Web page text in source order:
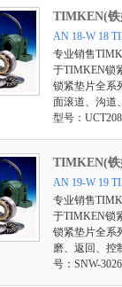
TIMKEN(铁
AN 18-W 18
专业销售
于TIMKEN锁
锁紧垫片全系
面滚道、沟道
型号：
TIMKEN(铁
AN 19-W 19
专业销售
于TIMKEN锁
锁紧垫片全系
磨、返回、控
号：SNW-